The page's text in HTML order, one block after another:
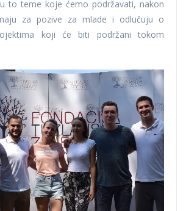
to teme koje ćemo podržavati, nakon
za pozive za mlade i odlučuju o
koji će biti podržani tokom